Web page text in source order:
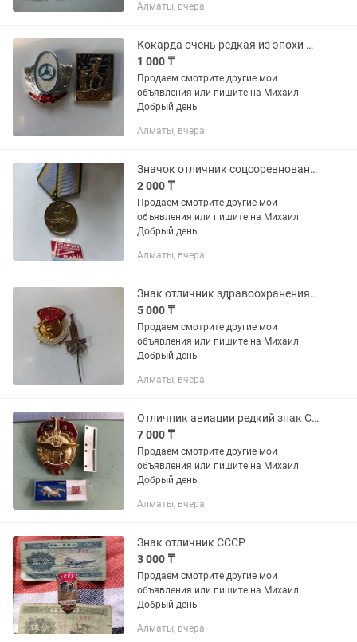
Алматы, вчера
Кокарда очень редкая из эпохи СССР
1 000 ₸
Продаем смотрите другие мои
объявления или пишите на Михаил
Добрый день
Алматы, вчера
Значок отличник соцсоревнования СССР
2 000 ₸
Продаем смотрите другие мои
объявления или пишите на Михаил
Добрый день
Алматы, вчера
Знак отличник здравоохранения СССР винтаж
5 000 ₸
Продаем смотрите другие мои
объявления или пишите на Михаил
Добрый день
Алматы, вчера
Отличник авиации редкий знак СССР
7 000 ₸
Продаем смотрите другие мои
объявления или пишите на Михаил
Добрый день
Алматы, вчера
Знак отличник СССР
3 000 ₸
Продаем смотрите другие мои
объявления или пишите на Михаил
Добрый день
Алматы, вчера